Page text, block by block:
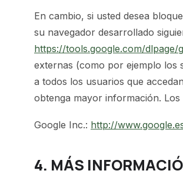
En cambio, si usted desea
su navegador desarrollado
https://tools.google.com/dlpage/
externas (como por ejemplo los
a todos los usuarios que
obtenga mayor información. Los
Google Inc.: http://
4. MÁS